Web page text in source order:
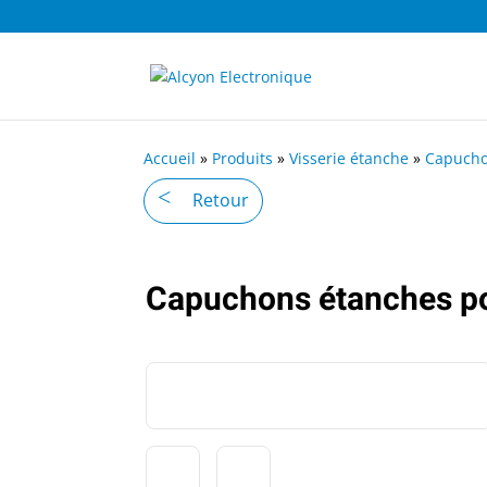
Accueil » Produits » Visserie étanche »
Retour
Capuchons étanches